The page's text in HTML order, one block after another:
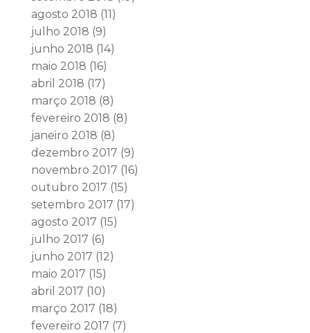
agosto 2018 (11)
julho 2018 (9)
junho 2018 (14)
maio 2018 (16)
abril 2018 (17)
março 2018 (8)
fevereiro 2018 (8)
janeiro 2018 (8)
dezembro 2017 (9)
novembro 2017 (16)
outubro 2017 (15)
setembro 2017 (17)
agosto 2017 (15)
julho 2017 (6)
junho 2017 (12)
maio 2017 (15)
abril 2017 (10)
março 2017 (18)
fevereiro 2017 (7)